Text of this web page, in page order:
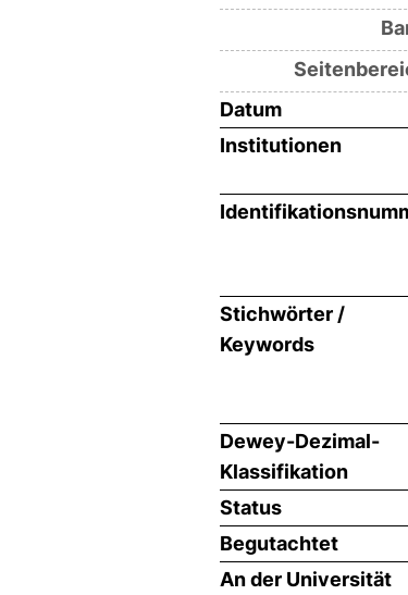
Datum
Institutionen
Stichwörter /
Keywords
Dewey-Dezimal-
Klassifikation
Status
Begutachtet
An der Universität